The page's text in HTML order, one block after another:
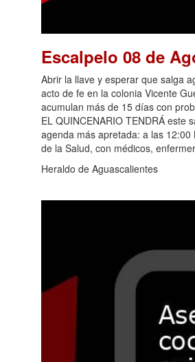
Escalpelo 08 de
Abrir la llave y esperar que salga
acto de fe en la colonia Vicente
acumulan más de 15 días con
EL QUINCENARIO TENDRÁ este
agenda más apretada: a las 12:00
de la Salud, con médicos,
Heraldo de Aguascalientes